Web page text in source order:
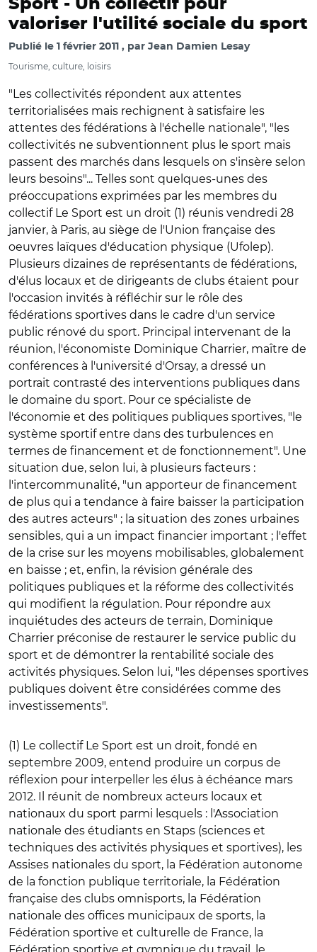
Sport - Un collectif pour
valoriser l'utilité sociale du sport
Publié le 1 février 2011 par Jean Damien Lesay
Tourisme, culture, loisirs
"Les collectivités répondent aux attentes
territorialisées mais rechignent à satisfaire les
attentes des fédérations à l'échelle nationale", "les
collectivités ne subventionnent plus le sport mais
passent des marchés dans lesquels on s'insère selon
leurs besoins"... Telles sont quelques-unes des
préoccupations exprimées par les membres du
collectif Le Sport est un droit (1) réunis vendredi 28
janvier, à Paris, au siège de l'Union française des
oeuvres laïques d'éducation physique (Ufolep).
Plusieurs dizaines de représentants de fédérations,
d'élus locaux et de dirigeants de clubs étaient pour
l'occasion invités à réfléchir sur le rôle des
fédérations sportives dans le cadre d'un service
public rénové du sport. Principal intervenant de la
réunion, l'économiste Dominique Charrier, maître de
conférences à l'université d'Orsay, a dressé un
portrait contrasté des interventions publiques dans
le domaine du sport. Pour ce spécialiste de
l'économie et des politiques publiques sportives, "le
système sportif entre dans des turbulences en
termes de financement et de fonctionnement". Une
situation due, selon lui, à plusieurs facteurs :
l'intercommunalité, "un apporteur de financement
de plus qui a tendance à faire baisser la participation
des autres acteurs" ; la situation des zones urbaines
sensibles, qui a un impact financier important ; l'effet
de la crise sur les moyens mobilisables, globalement
en baisse ; et, enfin, la révision générale des
politiques publiques et la réforme des collectivités
qui modifient la régulation. Pour répondre aux
inquiétudes des acteurs de terrain, Dominique
Charrier préconise de restaurer le service public du
sport et de démontrer la rentabilité sociale des
activités physiques. Selon lui, "les dépenses sportives
publiques doivent être considérées comme des
investissements".
(1) Le collectif Le Sport est un droit, fondé en
septembre 2009, entend produire un corpus de
réflexion pour interpeller les élus à échéance mars
2012. Il réunit de nombreux acteurs locaux et
nationaux du sport parmi lesquels : l'Association
nationale des étudiants en Staps (sciences et
techniques des activités physiques et sportives), les
Assises nationales du sport, la Fédération autonome
de la fonction publique territoriale, la Fédération
française des clubs omnisports, la Fédération
nationale des offices municipaux de sports, la
Fédération sportive et culturelle de France, la